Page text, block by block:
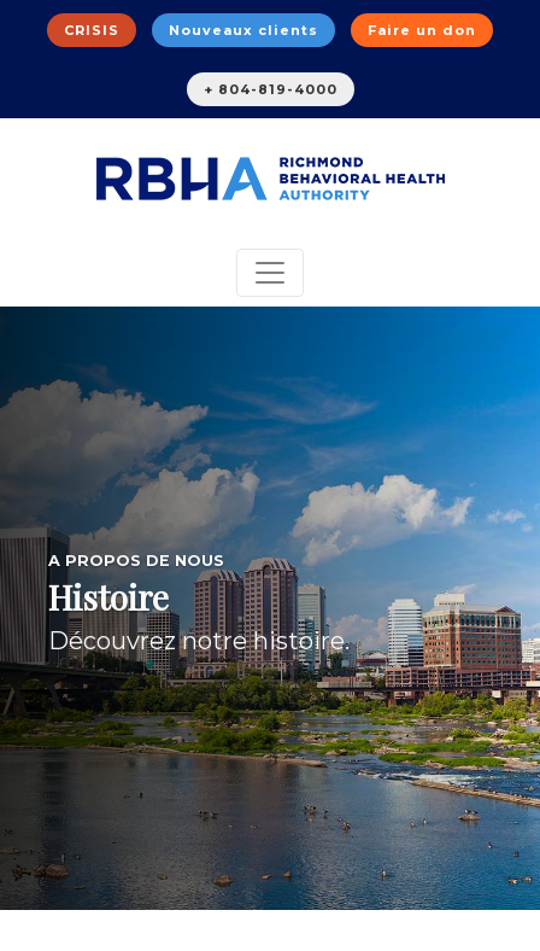
CRISIS Nouveaux clients Faire un don
+ 804-819-4000
A PROPOS DE NOUS
Histoire
Découvrez notre histoire.